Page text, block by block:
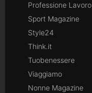
Professione Lavoro
Sport Magazine
Style24
Think.it
Tuobenessere
Viaggiamo
Nonne Magazine